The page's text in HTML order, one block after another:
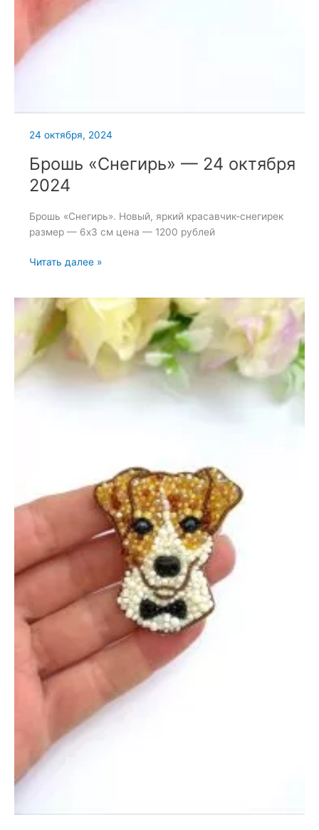
24 октября, 2024
Брошь «Снегирь» — 24 октября
2024
Брошь «Снегирь». Новый, яркий красавчик-снегирек
размер — 6х3 см цена — 1200 рублей
Брошь
октября
2024
Читать далее »